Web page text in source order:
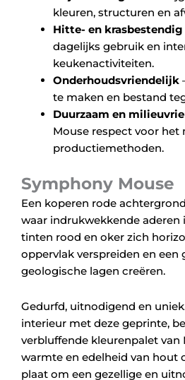
kleuren, structuren en
Hitte- en krasbestendig
dagelijks gebruik en
keukenactiviteiten.
Onderhoudsvriendelijk
te maken en bestand
Duurzaam en
Mouse respect voor
productiemethoden.
Symphony Mouse
Een koperen rode
waar indrukwekkende aderen
tinten rood en oker zich
oppervlak verspreiden en een
geologische lagen creëren.
Gedurfd, uitnodigend en
interieur met deze geprinte,
verbluffende kleurenpalet van
warmte en edelheid van hout
plaat om een gezellige en